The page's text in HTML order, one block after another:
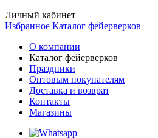
Личный кабинет
Избранное Каталог фейерверков
О компании
Каталог фейерверков
Праздники
Оптовым покупателям
Доставка и возврат
Контакты
Магазины